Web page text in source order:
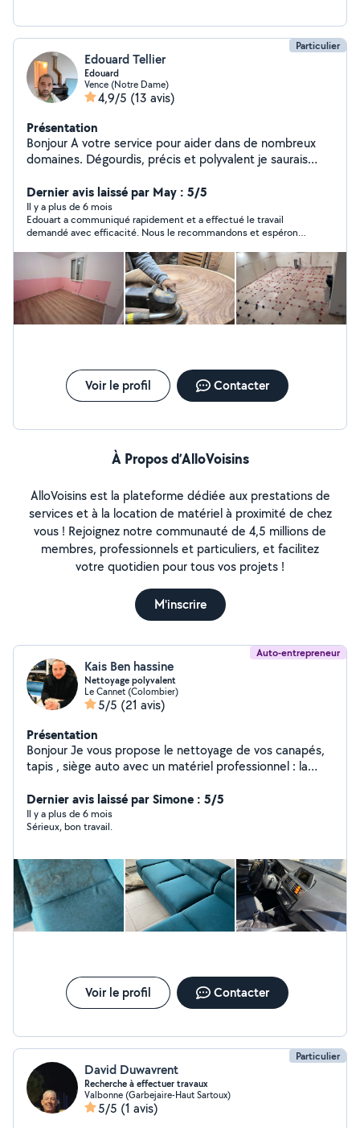
Particulier
Edouard Tellier
Edouard
Vence (Notre Dame)
4,9/5 (13 avis)
Présentation
Bonjour A votre service pour aider dans de nombreux
domaines. Dégourdis, précis et polyvalent je saurais
Dernier avis laissé par May : 5/5
Il y a plus de 6 mois
Edouart a communiqué rapidement et a effectué le travail
demandé avec efficacité. Nous le recommandons et espérons
Voir le profil Contacter
À Propos d’AlloVoisins
AlloVoisins est la plateforme dédiée aux prestations de
services et à la location de matériel à proximité de chez
vous ! Rejoignez notre communauté de 4,5 millions de
membres, professionnels et particuliers, et facilitez
votre quotidien pour tous vos projets !
M'inscrire
Auto-entrepreneur
Kais Ben hassine
Nettoyage polyvalent
Le Cannet (Colombier)
5/5 (21 avis)
Présentation
Bonjour Je vous propose le nettoyage de vos canapés,
tapis , siège auto avec un matériel professionnel : la
toutes traces tenaces et 99% acariens Tarifs : Canapé à
partir de 40e Tapis / moquette à partir de 30e Matelas
: à partir de 30e Déplacement à domicile en fonction
tout information complémentaire
Dernier avis laissé par Simone : 5/5
Il y a plus de 6 mois
Sérieux, bon travail.
Voir le profil Contacter
Particulier
David Duwavrent
Recherche à effectuer travaux
Valbonne (Garbejaire-Haut Sartoux)
5/5 (1 avis)